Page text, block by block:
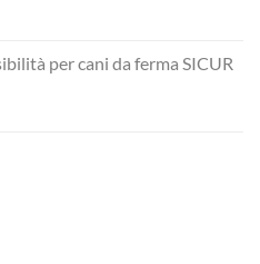
per cani da ferma SICUR